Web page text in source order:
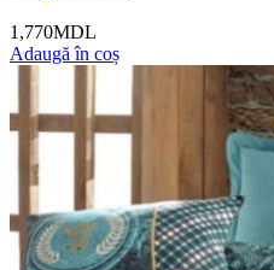
1,770MDL
Adaugă în coș